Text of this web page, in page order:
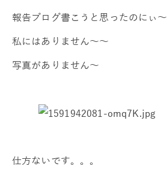
報告ブログ書こうと思ったのにぃ～
私にはありません～～
写真がありません～
仕方ないです。。。